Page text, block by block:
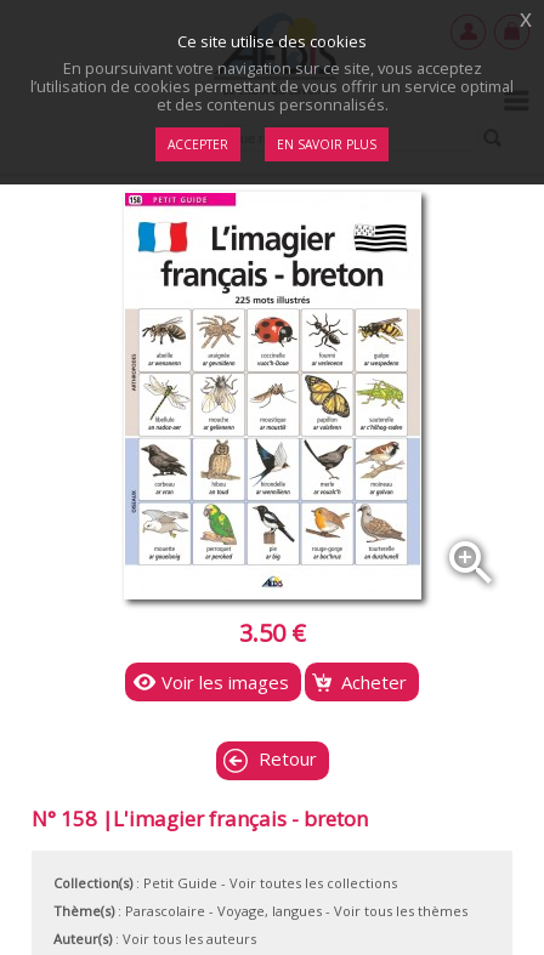
zoom_in
3.50 €
Voir les images Acheter
Retour
N° 158 |L'imagier français - breton
Collection(s): Petit Guide - Voir toutes les collections
Thème(s): Parascolaire - Voyage, langues- Voir tous les thèmes
Auteur(s): Voir tous les auteurs
Ce site utilise des cookies
En poursuivant votre navigation sur ce site, vous acceptez
l’utilisation de cookies permettant de vous offrir un service optimal
et des contenus personnalisés.
ACCEPTER EN SAVOIR PLUS
x